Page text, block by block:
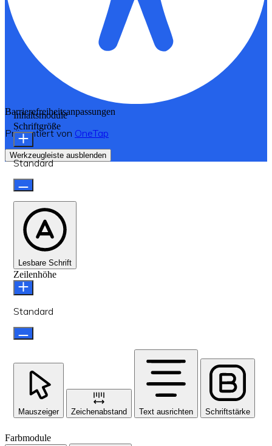
Barrierefreiheitsanpassungen
Präsentiert von OneTap
Werkzeugleiste ausblenden
Inhaltsmodule
Schriftgröße
Standard
Lesbare Schrift
Zeilenhöhe
Standard
Mauszeiger Zeichenabstand Text ausrichten Schriftstärke
Farbmodule